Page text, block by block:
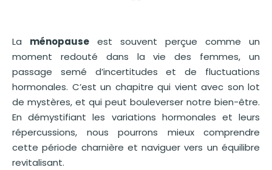
La ménopause est souvent perçue comme un
moment redouté dans la vie des femmes, un
passage semé d’incertitudes et de fluctuations
hormonales. C’est un chapitre qui vient avec son lot
de mystères, et qui peut bouleverser notre bien-être.
En démystifiant les variations hormonales et leurs
répercussions, nous pourrons mieux comprendre
cette période charnière et naviguer vers un équilibre
revitalisant.